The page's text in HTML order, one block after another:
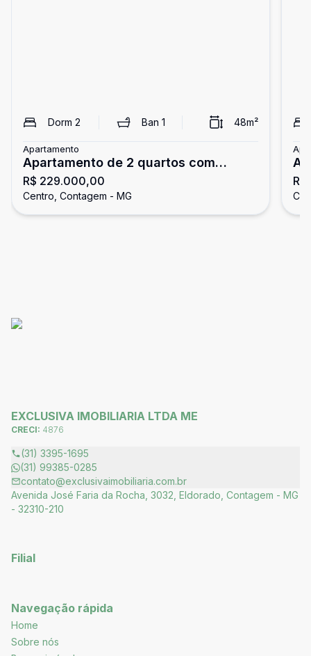
Dorm 2 Ban 1 48m²
Apartamento
Apartamento de 2 quartos com
elevador próximo ao centro de
contagem
R$ 229.000,00
Centro, Contagem - MG
EXCLUSIVA IMOBILIARIA LTDA ME
CRECI: 4876
(31) 3395-1695
(31) 99385-0285
contato@exclusivaimobiliaria.com.br
Avenida José Faria da Rocha, 3032, Eldorado, Contagem - MG
- 32310-210
Filial
Navegação rápida
Home
Sobre nós